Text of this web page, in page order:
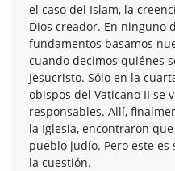
el caso del Islam, la
Dios creador. En ninguno
fundamentos basamos
cuando decimos quiénes
Jesucristo. Sólo en la
obispos del Vaticano II se
responsables. Allí,
la Iglesia, encontraron
pueblo judío. Pero este es
la cuestión.